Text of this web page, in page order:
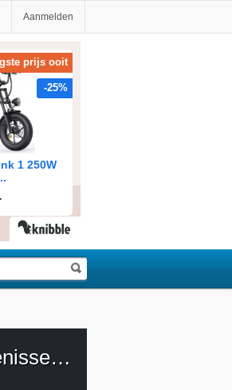
Aanmelden
Babar en de belevenissen van Badou